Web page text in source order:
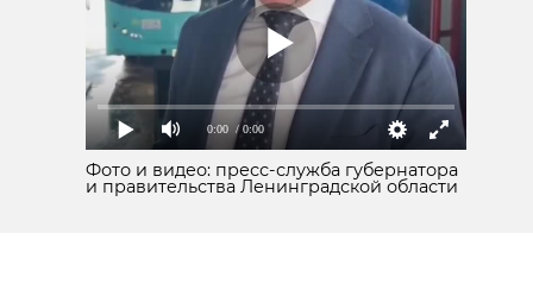
0:00 / 0:00
Фото и видео: пресс-служба губернатора
и правительства Ленинградской области